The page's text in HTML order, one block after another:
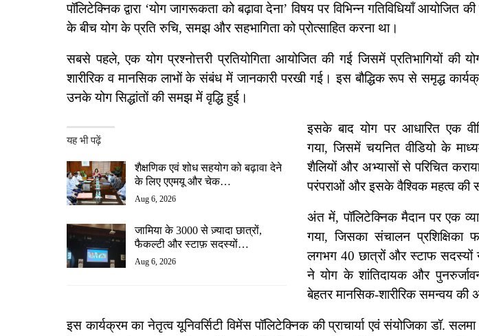
पॉलिटेक्निक द्वारा ‘योग जागरूकता को बढ़ावा देना’ विषय पर विभिन्न गतिविधियाँ आयोजित
के बीच योग के प्रति रुचि, समझ और सहभागिता को प्रोत्साहित करना था।
सबसे पहले, एक योग प्रश्नोत्तरी प्रतियोगिता आयोजित की गई जिसमें प्रतिभागियों की
शारीरिक व मानसिक लाभों के संबंध में जानकारी परखी गई। इस बौद्धिक रूप से समृद्ध
उनके योग सिद्धांतों की समझ में वृद्धि हुई।
यह भी पढ़ें
शैक्षणिक एवं शोध सहयोग को बढ़ावा देने
के लिए एएमयू और चेक…
Aug 6, 2026
जामिया के 3000 से ज़्यादा छात्रों,
फैकल्टी और स्टाफ़ सदस्यों…
Aug 6, 2026
इसके बाद योग पर आधारित एक
गया, जिसमें चयनित वीडियो के
शैलियों और अभ्यासों से परिचित
परंपराओं और इसके वैश्विक महत्व की
अंत में, पॉलिटेक्निक मैदान पर एक
गया, जिसका संचालन प्रशिक्षिका
लगभग 40 छात्रों और स्टाफ सदस्यों ने
ने योग के शांतिदायक और
बेहतर मानसिक-शारीरिक समन्वय की
इस कार्यक्रम का नेतृत्व यूनिवर्सिटी विमेंस पॉलिटेक्निक की प्राचार्या एवं संयोजिका डॉ.